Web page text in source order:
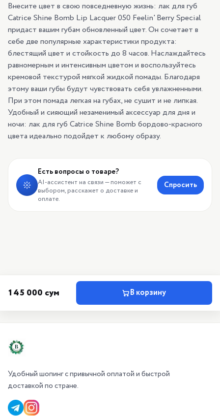
Внесите цвет в свою повседневную жизнь: лак для губ
Catrice Shine Bomb Lip Lacquer 050 Feelin' Berry Special
придаст вашим губам обновленный цвет. Он сочетает в
себе две популярные характеристики продукта:
блестящий цвет и стойкость до 8 часов. Наслаждайтесь
равномерным и интенсивным цветом и воспользуйтесь
кремовой текстурой мягкой жидкой помады. Благодаря
этому ваши губы будут чувствовать себя увлажненными.
При этом помада легкая на губах, не сушит и не липкая.
Удобный и сияющий незаменимый аксессуар для дня и
ночи: лак для губ Catrice Shine Bomb бордово-красного
цвета идеально подойдет к любому образу.
Есть вопросы о товаре?
AI-ассистент на связи — поможет с
выбором, расскажет о доставке и
оплате.
Спросить
145 000 сум В корзину
Удобный шопинг с привычной оплатой и быстрой
доставкой по стране.